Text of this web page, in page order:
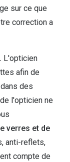
sur ce que
correction a
L'opticien
afin de
des
l'opticien ne
verres et de
anti-reflets,
compte de